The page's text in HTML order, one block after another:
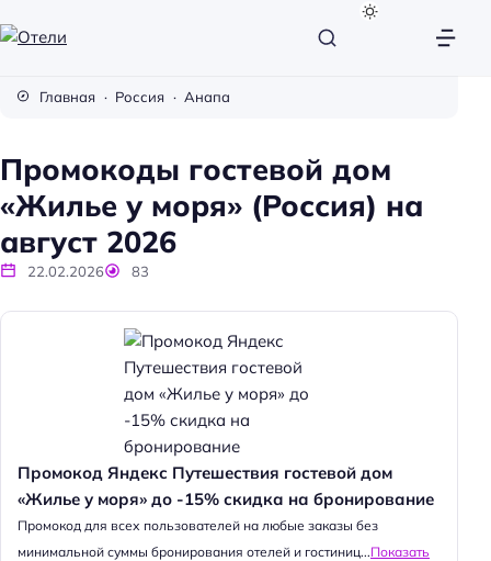
и
Главная Россия Анапа
Промокоды гостевой дом
«Жилье у моря» (Россия) на
август 2026
22.02.2026 83
Промокод Яндекс Путешествия гостевой дом
«Жилье у моря» до -15% скидка на бронирование
Промокод для всех пользователей на любые заказы без
минимальной суммы бронирования отелей и гостиниц...Показать